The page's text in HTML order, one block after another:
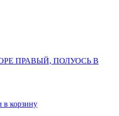
ПРАВЫЙ, ПОЛУОСЬ В
в корзину